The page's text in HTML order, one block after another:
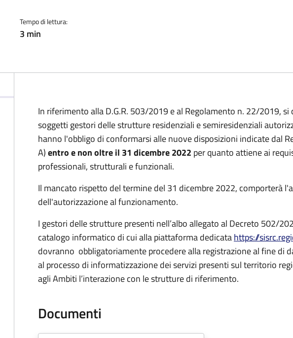
Tempo di lettura:
3 min
In riferimento alla D.G.R. 503/2019 e al Regolamento n. 22/2019, si
soggetti gestori delle strutture residenziali e semiresidenziali
hanno l'obbligo di conformarsi alle nuove disposizioni indicate dal
A)entro e non oltre il 31 dicembre 2022 per quanto attiene ai
professionali, strutturali e funzionali.
Il mancato rispetto del termine del 31 dicembre 2022, comporterà
dell'autorizzazione al funzionamento.
I gestori delle strutture presenti nell’albo allegato al Decreto 502/
catalogo informatico di cui alla piattaforma dedicatahttps://
dovranno obbligatoriamente procedere alla registrazione al fine di
al processo di informatizzazione dei servizi presenti sul territorio
agli Ambiti l’interazione con le strutture di riferimento.
Documenti